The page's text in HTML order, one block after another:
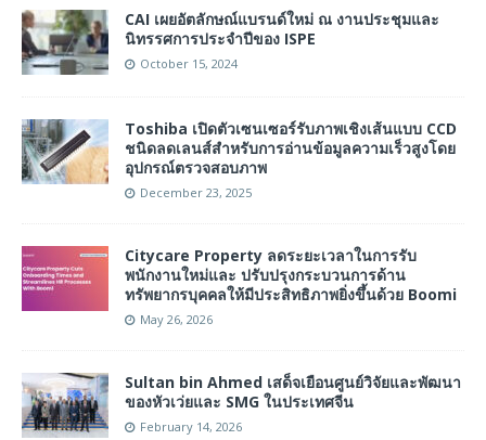
CAI เผยอัตลักษณ์แบรนด์ใหม่ ณ งานประชุมและ
นิทรรศการประจำปีของ ISPE
October 15, 2024
Toshiba เปิดตัวเซนเซอร์รับภาพเชิงเส้นแบบ CCD
ชนิดลดเลนส์สำหรับการอ่านข้อมูลความเร็วสูงโดย
อุปกรณ์ตรวจสอบภาพ
December 23, 2025
Citycare Property ลดระยะเวลาในการรับ
พนักงานใหม่และ ปรับปรุงกระบวนการด้าน
ทรัพยากรบุคคลให้มีประสิทธิภาพยิ่งขึ้นด้วย Boomi
May 26, 2026
Sultan bin Ahmed เสด็จเยือนศูนย์วิจัยและพัฒนา
ของหัวเว่ยและ SMG ในประเทศจีน
February 14, 2026